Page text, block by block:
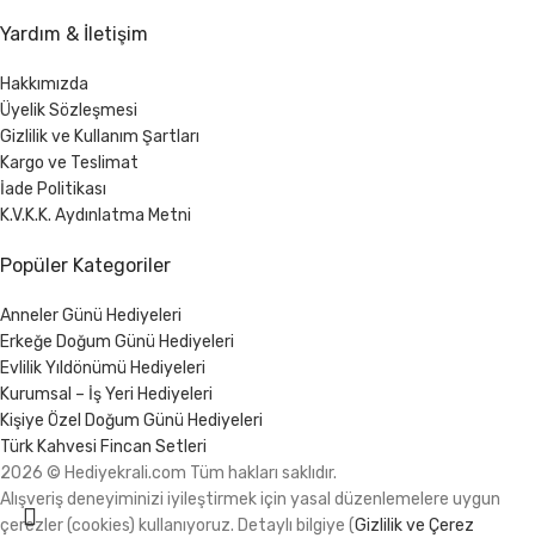
Yardım & İletişim
Hakkımızda
Üyelik Sözleşmesi
Gizlilik ve Kullanım Şartları
Kargo ve Teslimat
İade Politikası
K.V.K.K. Aydınlatma Metni
Popüler Kategoriler
Anneler Günü Hediyeleri
Erkeğe Doğum Günü Hediyeleri
Evlilik Yıldönümü Hediyeleri
Kurumsal – İş Yeri Hediyeleri
Kişiye Özel Doğum Günü Hediyeleri
Türk Kahvesi Fincan Setleri
2026 © Hediyekrali.com Tüm hakları saklıdır.
Alışveriş deneyiminizi iyileştirmek için yasal düzenlemelere uygun
çerezler (cookies) kullanıyoruz. Detaylı bilgiye (Gizlilik ve Çerez